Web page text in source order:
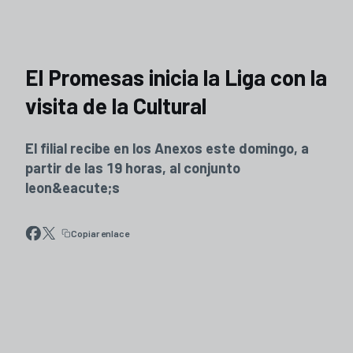
El Promesas inicia la Liga con la
visita de la Cultural
El filial recibe en los Anexos este domingo, a
partir de las 19 horas, al conjunto
leon&eacute;s
Copiar enlace